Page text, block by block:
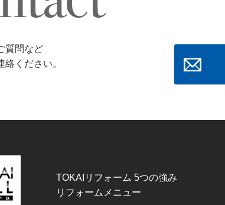
質問など
絡ください。
TOKAIリフォーム 5つの強み
リフォームメニュー